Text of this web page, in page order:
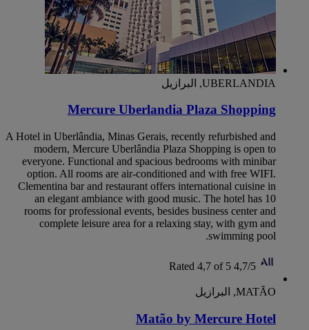
UBERLANDIA, البرازيل
Mercure Uberlandia Plaza Shopping
A Hotel in Uberlândia, Minas Gerais, recently refurbished and
modern, Mercure Uberlândia Plaza Shopping is open to
everyone. Functional and spacious bedrooms with minibar
option. All rooms are air-conditioned and with free WIFI.
Clementina bar and restaurant offers international cuisine in
an elegant ambiance with good music. The hotel has 10
rooms for professional events, besides business center and
complete leisure area for a relaxing stay, with gym and
swimming pool.
4,7/5
Rated 4,7 of 5
MATÃO, البرازيل
Matão by Mercure Hotel